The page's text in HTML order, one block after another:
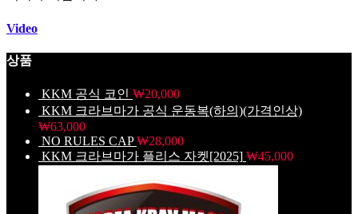
Video
상품
KKM 공식 코인 ₩20,000
KKM 크라브마가 공식 운동복(하의)(가격인상)
₩63,000
NO RULES CAP ₩28,000
KKM 크라브마가 플리스 자켓[2025] ₩45,000